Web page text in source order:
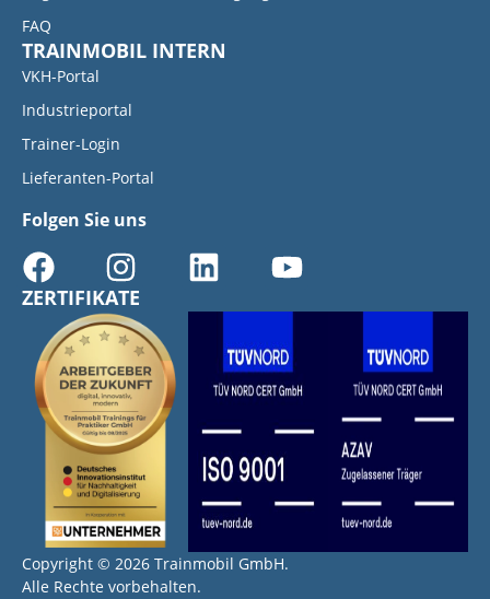
FAQ
TRAINMOBIL INTERN
VKH-Portal
Industrieportal
Trainer-Login
Lieferanten-Portal
Folgen Sie uns
ZERTIFIKATE
Copyright © 2026 Trainmobil GmbH.
Alle Rechte vorbehalten.